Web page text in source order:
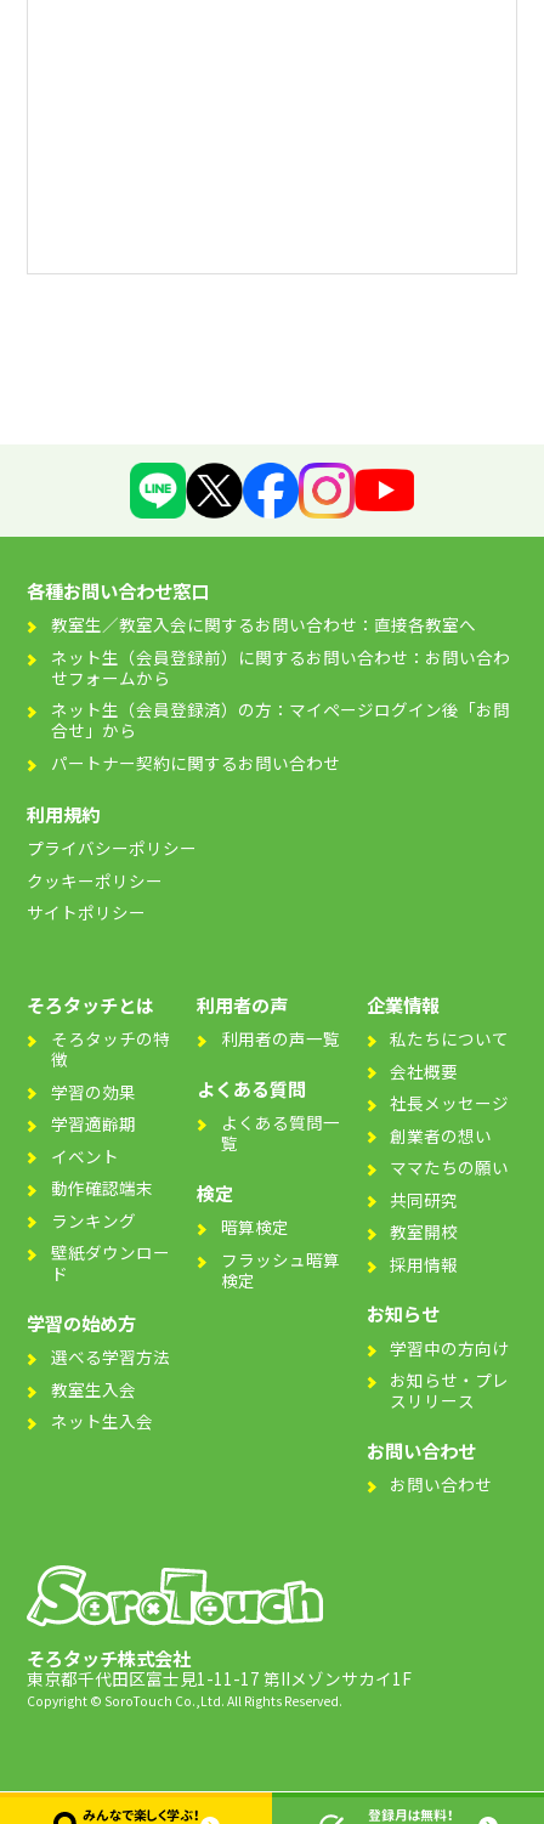
みんなで楽しく学ぶ！ 登録月は無料！
各種お問い合わせ窓口
教室生／教室入会に関するお問い合わせ：直接各教室へ
ネット生（会員登録前）に関するお問い合わせ：お問い合わ
せフォームから
ネット生（会員登録済）の方：マイページログイン後「お問
合せ」から
パートナー契約に関するお問い合わせ
利用規約
プライバシーポリシー
クッキーポリシー
サイトポリシー
そろタッチとは
そろタッチの特
徴
学習の効果
学習適齢期
イベント
動作確認端末
ランキング
壁紙ダウンロー
ド
学習の始め方
選べる学習方法
教室生入会
ネット生入会
利用者の声
利用者の声一覧
よくある質問
よくある質問一
覧
検定
暗算検定
フラッシュ暗算
検定
企業情報
私たちについて
会社概要
社長メッセージ
創業者の想い
ママたちの願い
共同研究
教室開校
採用情報
お知らせ
学習中の方向け
お知らせ・プレ
スリリース
お問い合わせ
お問い合わせ
そろタッチ株式会社
東京都千代田区富士見1-11-17 第IIメゾンサカイ1F
Copyright © SoroTouch Co.,Ltd. All Rights Reserved.